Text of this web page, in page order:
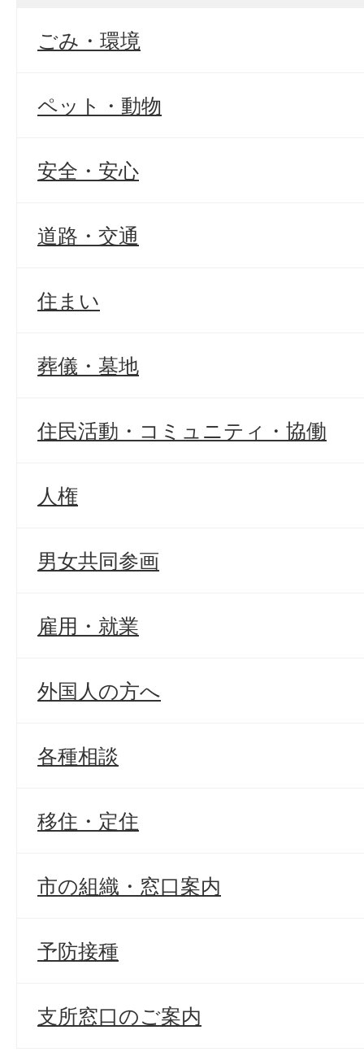
ごみ・環境
ペット・動物
安全・安心
道路・交通
住まい
葬儀・墓地
住民活動・コミュニティ・協働
人権
男女共同参画
雇用・就業
外国人の方へ
各種相談
移住・定住
市の組織・窓口案内
予防接種
支所窓口のご案内